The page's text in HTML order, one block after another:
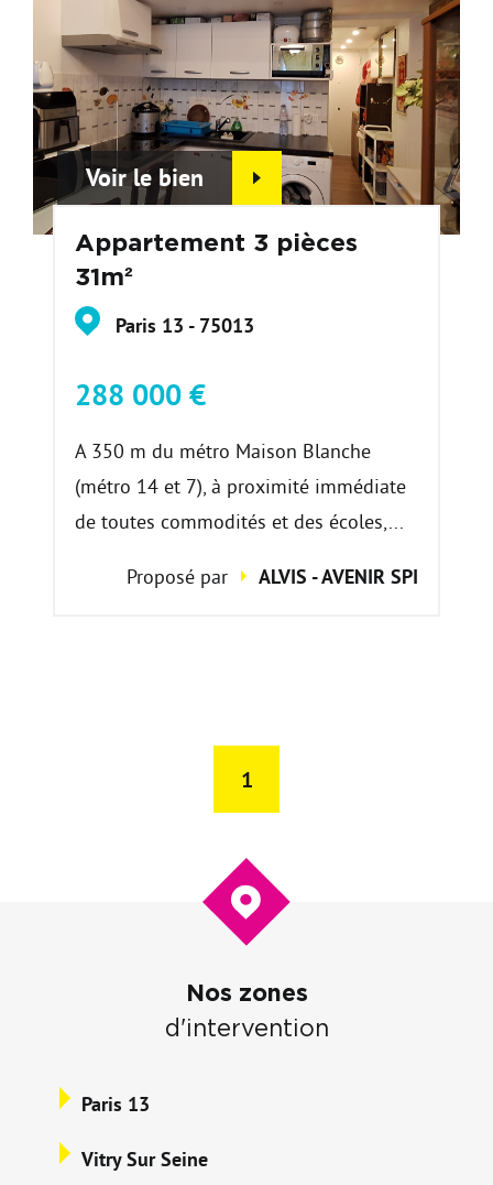
Voir le bien
Appartement 3 pièces
31m²
Paris 13 - 75013
288 000 €
A 350 m du métro Maison Blanche
(métro 14 et 7), à proximité immédiate
de toutes commodités et des écoles,...
Proposé par ALVIS - AVENIR SPI
1
Nos zones
d'intervention
Paris 13
Vitry Sur Seine